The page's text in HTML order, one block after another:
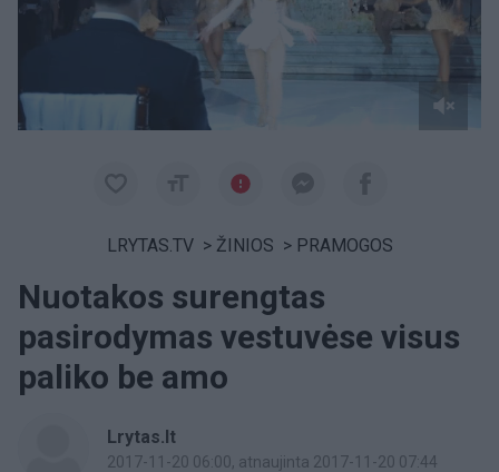
LRYTAS.TV > ŽINIOS > PRAMOGOS
Nuotakos surengtas
pasirodymas vestuvėse visus
paliko be amo
Lrytas.lt
2017-11-20 06:00, atnaujinta 2017-11-20 07:44